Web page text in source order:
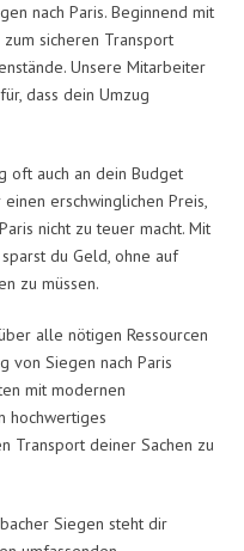
nach Paris. Beginnend mit
sicheren Transport
Unsere Mitarbeiter
dass dein Umzug
oft auch an dein Budget
erschwinglichen Preis,
nicht zu teuer macht. Mit
du Geld, ohne auf
zu müssen.
alle nötigen Ressourcen
von Siegen nach Paris
mit modernen
hochwertiges
Transport deiner Sachen zu
Siegen steht dir